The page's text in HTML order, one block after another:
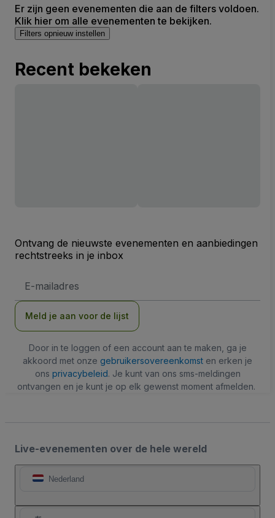
Er zijn geen evenementen die aan de filters voldoen.
Klik hier om alle evenementen te bekijken.
Filters opnieuw instellen
Recent bekeken
Ontvang de nieuwste evenementen en aanbiedingen
rechtstreeks in je inbox
mailadres
Meld je aan voor de lijst
Door in te loggen of een account aan te maken, ga je
akkoord met onze gebruikersovereenkomst en erken je
ons privacybeleid. Je kunt van ons sms-meldingen
ontvangen en je kunt je op elk gewenst moment afmelden.
Live-evenementen over de hele wereld
Nederland